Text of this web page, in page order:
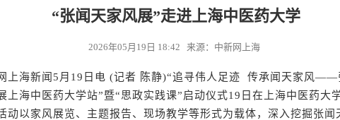
“张闻天家风展”走进上海中医药大学
2026年05月19日 18:42 来源：中新网上海
海新闻5月19日电 (记者 陈静)“追寻伟人足迹 传承闻天家风——
上海中医药大学站”暨“思政实践课”启动仪式19日在上海中医药大
以家风展览、主题报告、现场教学等形式为载体，深入挖掘张闻